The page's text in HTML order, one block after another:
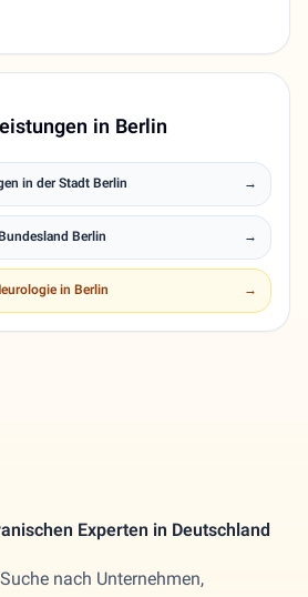
in Berlin
in der Stadt Berlin →
Berlin →
in Berlin →
Experten in Deutschland
nach Unternehmen,